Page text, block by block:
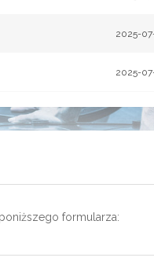
2025-
2025-
formularza: